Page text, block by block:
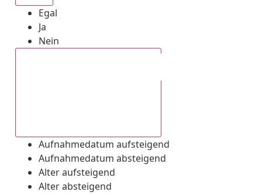
Egal
Ja
Nein
Aufnahmedatum aufsteigend
Aufnahmedatum absteigend
Alter aufsteigend
Alter absteigend